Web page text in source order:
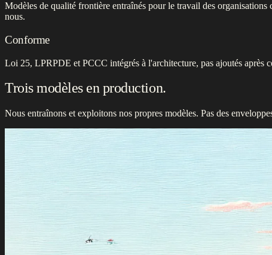
Modèles de qualité frontière entraînés pour le travail des
nous.
Conforme
Loi 25, LPRPDE et PCCC intégrés à l'architecture, pas ajoutés après
Trois modèles en production.
Nous entraînons et exploitons nos propres modèles. Pas des